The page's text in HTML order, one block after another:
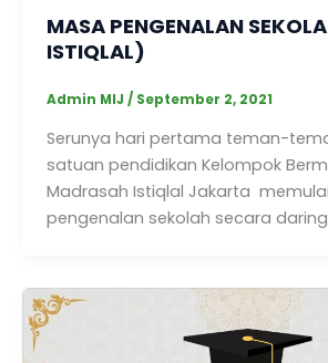
MASA PENGENALAN
ISTIQLAL)
Admin MIJ / September 2, 2021
Serunya hari pertama teman-
satuan pendidikan Kelompok
Madrasah Istiqlal Jakarta
pengenalan sekolah secara daring